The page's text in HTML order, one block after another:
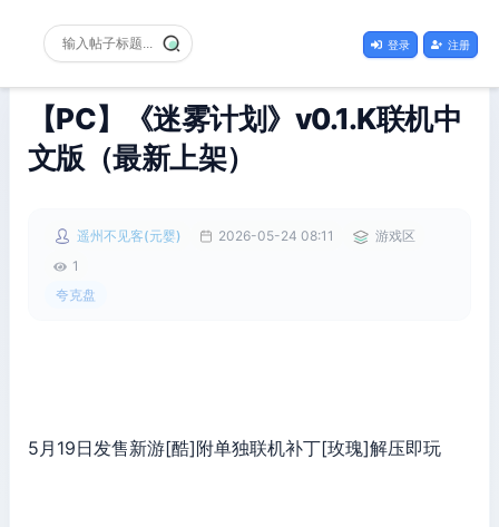
登录 注册
【PC】《迷雾计划》v0.1.K联机中
文版（最新上架）
遥州不见客(元婴) 2026-05-24 08:11
游戏区
1
夸克盘
5月19日发售新游[酷]附单独联机补丁[玫瑰]解压即玩